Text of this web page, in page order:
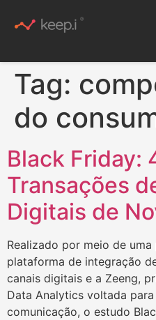
Tag:
do
Black Friday:
Transações
Digitais de
Realizado por meio de
plataforma de integração
canais digitais e a Zeeng,
Data Analytics voltada
comunicação, o estudo